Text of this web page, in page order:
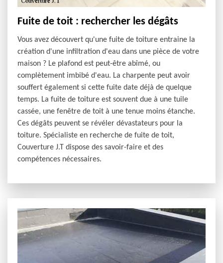
Fuite de toit : rechercher les dégâts
Vous avez découvert qu'une fuite de toiture entraine la
création d'une infiltration d'eau dans une pièce de votre
maison ? Le plafond est peut-être abîmé, ou
complètement imbibé d'eau. La charpente peut avoir
souffert également si cette fuite date déjà de quelque
temps. La fuite de toiture est souvent due à une tuile
cassée, une fenêtre de toit à une tenue moins étanche.
Ces dégâts peuvent se révéler dévastateurs pour la
toiture. Spécialiste en recherche de fuite de toit,
Couverture J.T dispose des savoir-faire et des
compétences nécessaires.